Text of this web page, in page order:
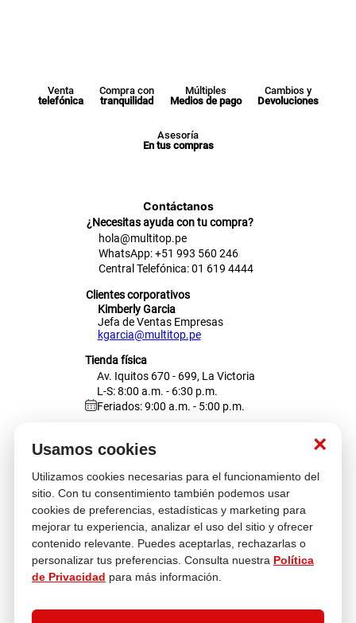
×
Usamos cookies
Utilizamos cookies necesarias para el funcionamiento del
sitio. Con tu consentimiento también podemos usar
cookies de preferencias, estadísticas y marketing para
mejorar tu experiencia, analizar el uso del sitio y ofrecer
contenido relevante. Puedes aceptarlas, rechazarlas o
personalizar tus preferencias. Consulta nuestra Política
de Privacidad para más información.
Venta
telefónica
Compra con
tranquilidad
Múltiples
Medios de pago
Cambios y
Devoluciones
Asesoría
En tus compras
Contáctanos
¿Necesitas ayuda con tu compra?
hola@multitop.pe
WhatsApp: +51 993 560 246
Central Telefónica: 01 619 4444
Clientes corporativos
Kimberly Garcia
Jefa de Ventas Empresas
kgarcia@multitop.pe
Tienda física
Av. Iquitos 670 - 699, La Victoria
L-S: 8:00 a.m. - 6:30 p.m.
Feriados: 9:00 a.m. - 5:00 p.m.
Atención al cliente
Descubre más